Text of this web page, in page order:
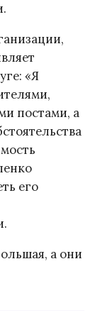
«Я
постами, а
его
а они